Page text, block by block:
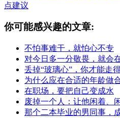
点建议
你可能感兴趣的文章:
不怕事难干，就怕心不专
对今日多一分敬畏，就会
丢掉“玻璃心”，你才能走
为什么应在合适的年龄做
在职场，要把自己变成水
废掉一个人：让他闲着、
那个二本毕业的男同事，